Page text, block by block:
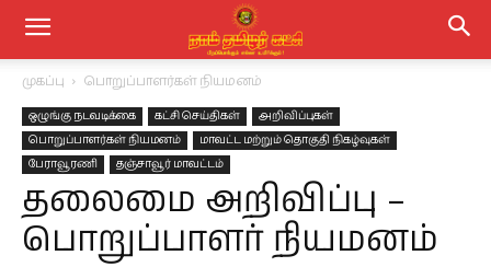
முகப்பு பொறுப்பாளர்கள் நியமனம்
ஒழுங்கு நடவடிக்கை கட்சி செய்திகள்
அறிவிப்புகள்
பொறுப்பாளர்கள் நியமனம்
மாவட்ட மற்றும் தொகுதி நிகழ்வுகள்
பேராவூரணி
தஞ்சாவூர் மாவட்டம்
தலைமை அறிவிப்பு –
பொறுப்பாளர் நியமனம்